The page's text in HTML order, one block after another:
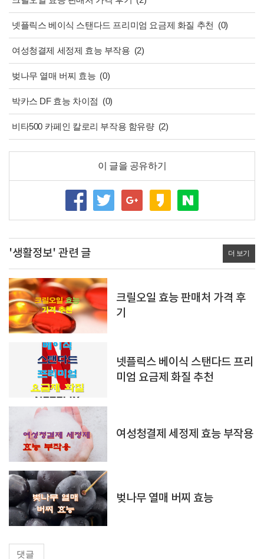
넷플릭스 베이식 스탠다드 프리미엄 요금제 화질 추천 (0)
여성청결제 세정제 효능 부작용 (2)
벚나무 열매 버찌 효능 (0)
박카스 DF 효능 차이점 (0)
비타500 카페인 칼로리 부작용 함유량 (2)
이 글을 공유하기
'생활정보' 관련 글 더 보기
크릴오일 효능 판매처 가격 후
기
넷플릭스 베이식 스탠다드 프리
미엄 요금제 화질 추천
여성청결제 세정제 효능 부작용
벚나무 열매 버찌 효능
댓글